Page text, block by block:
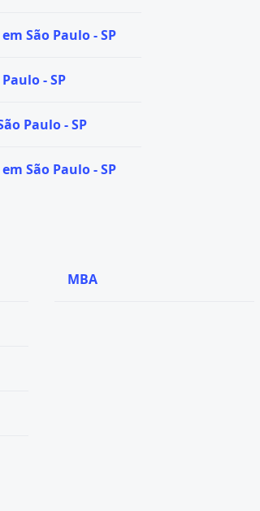
São Paulo - SP
- SP
Paulo - SP
São Paulo - SP
MBA